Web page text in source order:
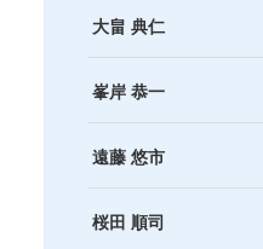
大畠 典仁
峯岸 恭一
遠藤 悠市
桜田 順司